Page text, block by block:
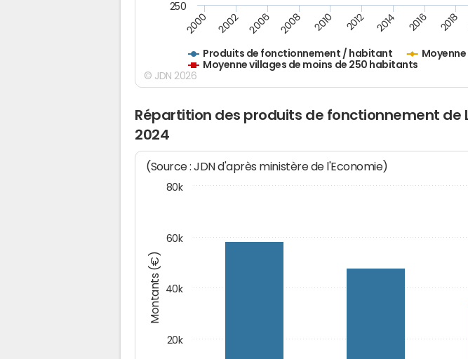
Produits de fonctionnement / habitant
Moyenne villages de moins de 250 habitants
2000 2002 2006 2008 2010 2012 2014 2016 2018
250
© JDN 2026
Répartition des produits de fonctionnement de
2024
Montants (€)
(Source : JDN d'après ministère de l'Economie)
20k
40k
60k
80k